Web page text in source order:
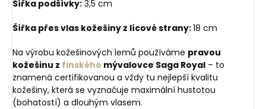
Šířka podšívky: 3,5 cm
Šířka přes vlas kožešiny z lícové strany:18 cm
Na výrobu kožešinových lemů používáme pravou
kožešinu z finského mývalovce Saga Royal – to
znamená certifikovanou a vždy tu nejlepší kvalitu
kožešiny, která se vyznačuje maximální hustotou
(bohatostí) a dlouhým vlasem.